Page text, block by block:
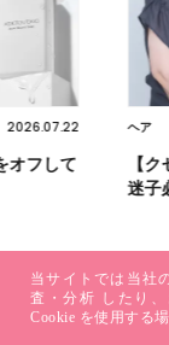
2026.07.22
オフして
ヘア
【
迷子
当サイトでは当社
査・分析 したり
Cookie を使用する